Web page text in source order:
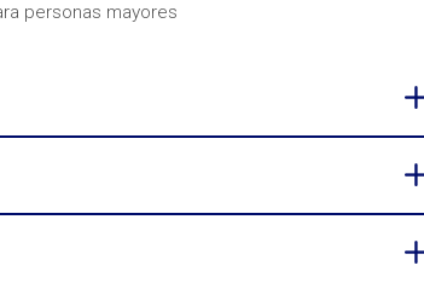
personas mayores